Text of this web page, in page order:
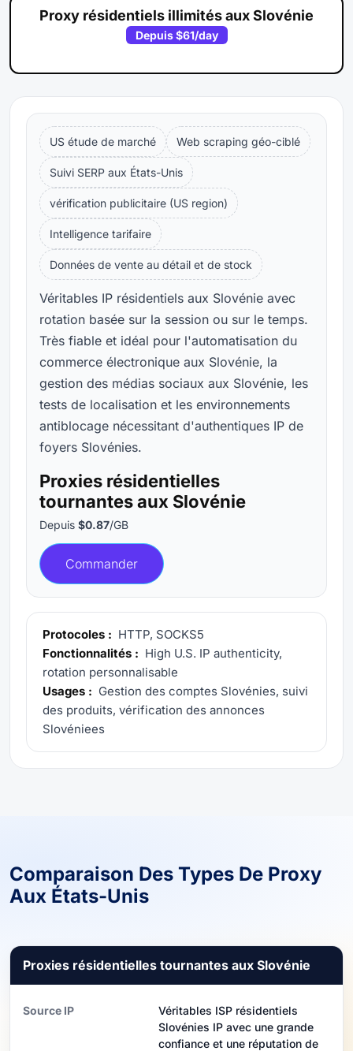
Proxy résidentiels illimités aux Slovénie
Depuis$61/day
US étude de marché Web scraping géo-ciblé
Suivi SERP aux États-Unis
vérification publicitaire (US region)
Intelligence tarifaire
Données de vente au détail et de stock
Véritables IP résidentiels aux Slovénie avec
rotation basée sur la session ou sur le temps.
Très fiable et idéal pour l'automatisation du
commerce électronique aux Slovénie, la
gestion des médias sociaux aux Slovénie, les
tests de localisation et les environnements
antiblocage nécessitant d'authentiques IP de
foyers Slovénies.
Proxies résidentielles
tournantes aux Slovénie
Depuis $0.87/GB
Commander
Protocoles : HTTP, SOCKS5
Fonctionnalités : High U.S. IP authenticity,
rotation personnalisable
Usages : Gestion des comptes Slovénies, suivi
des produits, vérification des annonces
Slovéniees
Comparaison Des Types De Proxy
Aux États-Unis
Proxies résidentielles tournantes aux Slovénie
Source IP
Véritables ISP résidentiels
Slovénies IP avec une grande
confiance et une réputation de